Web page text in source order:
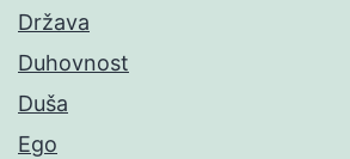
Država
Duhovnost
Duša
Ego